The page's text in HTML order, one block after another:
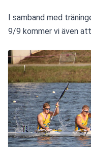
I samband med
9/9 kommer vi även